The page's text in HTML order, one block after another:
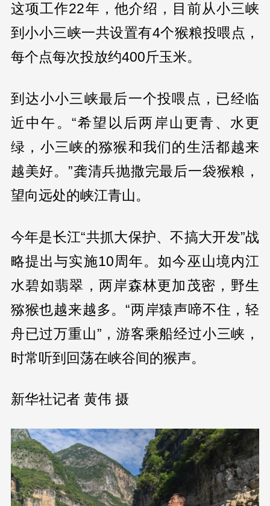
这项工作22年，他介绍，目前从小三峡
到小小三峡一共设置有4个猴粮投喂点，
每个点每次投放约400斤玉米。
到达小小三峡最后一个投喂点，已经临
近中午。“希望以后两岸山更青、水更
绿，小三峡的猕猴和我们的生活都越来
越美好。”龚清兵抛撒完最后一袋猴粮，
望向远处的峡江青山。
今年是长江“共抓大保护、不搞大开发”战
略提出与实施10周年。如今巫山境内江
水碧如翡翠，两岸森林更加茂密，野生
猕猴也越来越多。“两岸猿声啼不住，轻
舟已过万重山”，游客乘船经过小三峡，
时常听到回荡在峡谷间的猴声。
新华社记者 黄伟 摄